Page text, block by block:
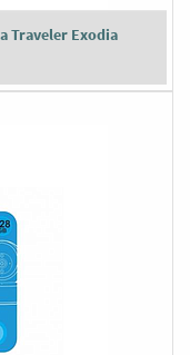
Traveler Exodia